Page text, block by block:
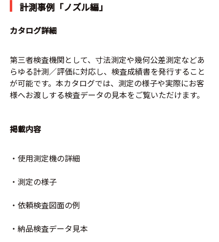
計測事例「ノズル編」
カタログ詳細
第三者検査機関として、寸法測定や幾何公差測定などあ
らゆる計測／評価に対応し、検査成績書を発行すること
が可能です。本カタログでは、測定の様子や実際にお客
様へお渡しする検査データの見本をご覧いただけます。
掲載内容
・使用測定機の詳細
・測定の様子
・依頼検査図面の例
・納品検査データ見本